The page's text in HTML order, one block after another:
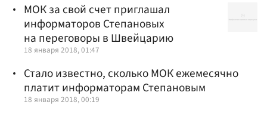
МОК за свой счет приглашал
информаторов Степановых
на переговоры в Швейцарию
18 января 2018, 01:47
Стало известно, сколько МОК ежемесячно
платит информаторам Степановым
18 января 2018, 00:19